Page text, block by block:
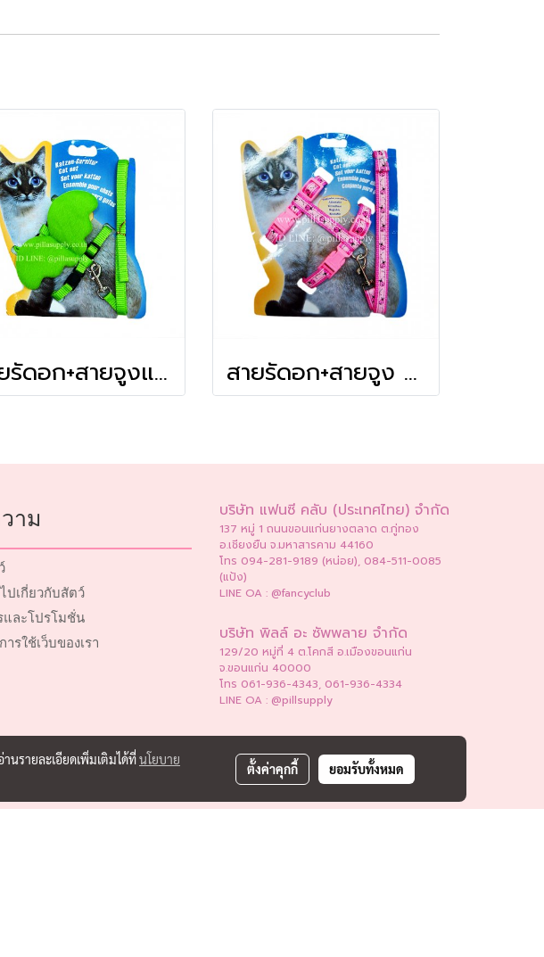
สายรัดอก+สายจูงแมว แบบติดปีก สายรัดอก+สายจูง 4 หุน แมว (# M)
าม
ไปเกี่ยวกับสัตว์
และโปรโมชั่น
ารใช้เว็บของเรา
บริษัท แฟนซี คลับ (ประเทศไทย) จำกัด
137 หมู่ 1 ถนนขอนแก่นยางตลาด ต.กู่ทอง
อ.เชียงยืน จ.มหาสารคาม 44160
โทร 094-281-9189 (หน่อย), 084-511-0085
(แป้ง)
LINE OA : @fancyclub
บริษัท พิลล์ อะ ซัพพลาย จำกัด
129/20 หมู่ที่ 4 ต.โคกสี อ.เมืองขอนแก่น
จ.ขอนแก่น 40000
โทร 061-936-4343, 061-936-4334
LINE OA : @pillsupply
นรายละเอียดเพิ่มเติมได้ที่นโยบาย
ตั้งค่าคุกกี้ ยอมรับทั้งหมด